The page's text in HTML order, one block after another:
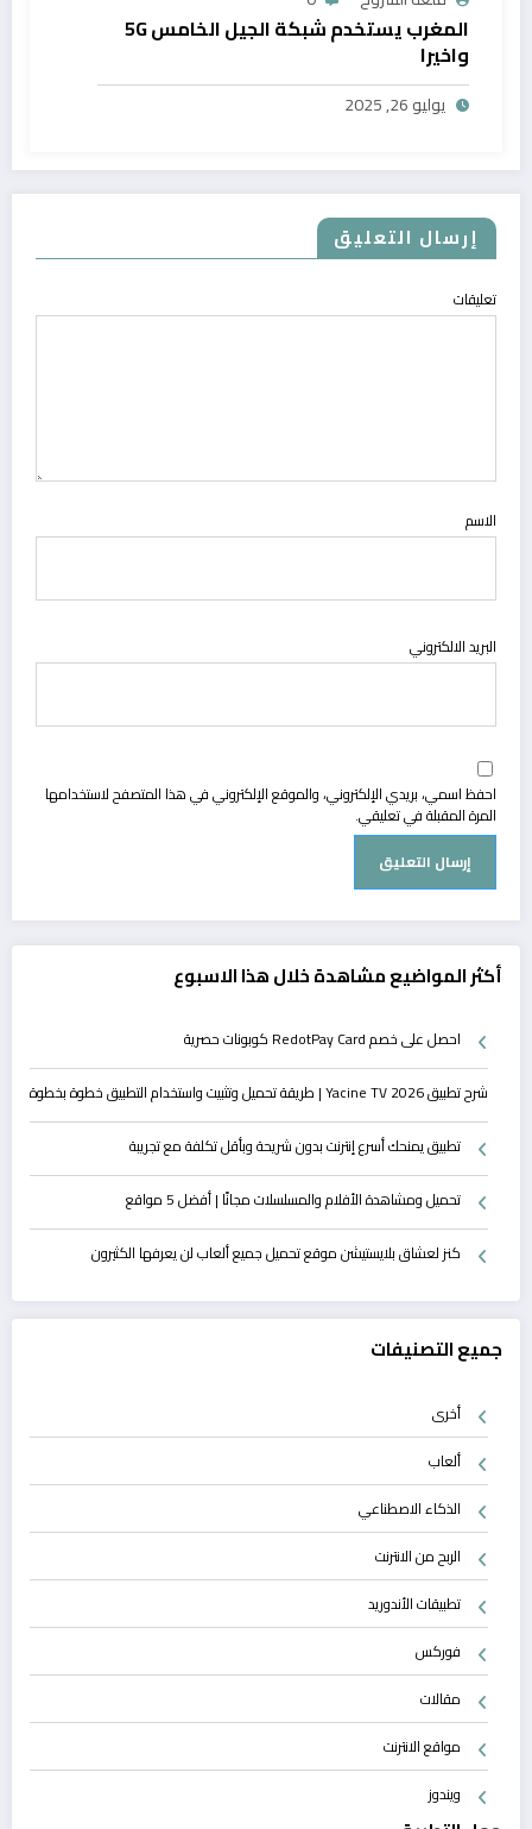
المغرب يستخدم شبكة الجيل الخامس 5G
واخيرا
يوليو 26, 2025
إرسال التعليق
تعليقات
الاسم
البريد الالكتروني
احفظ اسمي، بريدي الإلكتروني، والموقع الإلكتروني في هذا المتصفح لاستخدامها
المرة المقبلة في تعليقي.
أكثر المواضيع مشاهدة خلال هذا الاسبوع
احصل على خصم RedotPay Card كوبونات حصرية
شرح تطبيق Yacine TV 2026 | طريقة تحميل وتثبيت واستخدام التطبيق خطوة بخطوة
تطبيق يمنحك أسرع إنترنت بدون شريحة وبأقل تكلفة مع تجريبة
تحميل ومشاهدة الأفلام والمسلسلات مجانًا | أفضل 5 مواقع
كنز لعشاق بلايستيشن موقع تحميل جميع ألعاب لن يعرفها الكثيرون
جميع التصنيفات
أخرى
ألعاب
الذكاء الاصطناعي
الربح من الانترنت
تطبيقات الأندوريد
فوركس
مقالات
مواقع الانترنت
ويندوز